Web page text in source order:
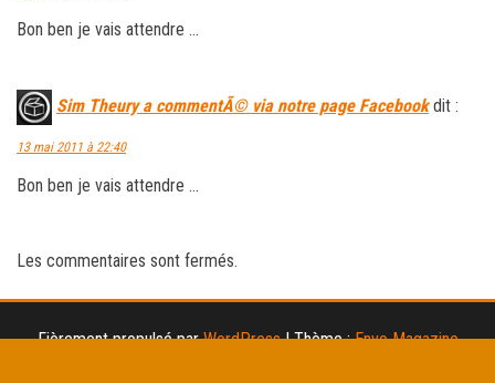
Bon ben je vais attendre …
Sim Theury a commentÃ© via notre page Facebook dit :
13 mai 2011 à 22:40
Bon ben je vais attendre …
Les commentaires sont fermés.
Fièrement propulsé parWordPress |Thème :Envo Magazine